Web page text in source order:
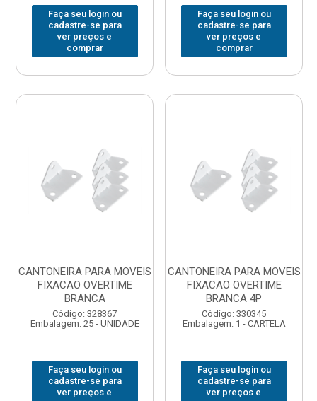
Faça seu login ou
cadastre-se para
ver preços e
comprar
Faça seu login ou
cadastre-se para
ver preços e
comprar
CANTONEIRA PARA MOVEIS
FIXACAO OVERTIME
BRANCA
Código: 328367
Embalagem: 25 - UNIDADE
Faça seu login ou
cadastre-se para
ver preços e
CANTONEIRA PARA MOVEIS
FIXACAO OVERTIME
BRANCA 4P
Código: 330345
Embalagem: 1 - CARTELA
Faça seu login ou
cadastre-se para
ver preços e